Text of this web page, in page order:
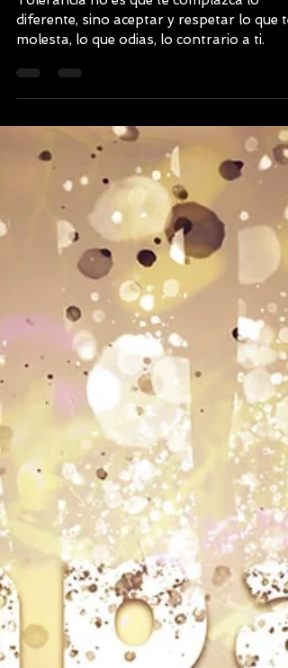
Miguel Angel Cano Santizo
24 oct 2020
2 min de lectura
Un retrato a la
tolerancia
Tolerancia no es que te complazca lo
diferente, sino aceptar y respetar lo que te
molesta, lo que odias, lo contrario a ti.